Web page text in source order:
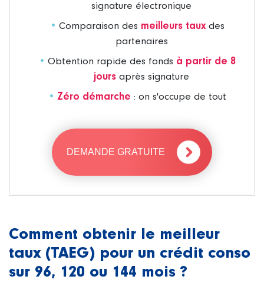
signature électronique
Comparaison des meilleurs tauxdes
partenaires
Obtention rapide des fonds à partir de 8
jours après signature
Zéro démarche : on s'occupe de tout
DEMANDE GRATUITE
Comment obtenir le meilleur
taux (TAEG) pour un crédit conso
sur 96, 120 ou 144 mois ?